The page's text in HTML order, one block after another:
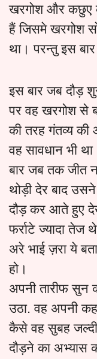
खरगोश और कछुए
हैं जिसमे खरगोश
था। परन्तु इस
इस बार जब दौड़
पर वह खरगोश से
की तरह गंतव्य की
वह सावधान भी
बार जब तक जीत
थोड़ी देर बाद
दौड़ कर आते हुए
फर्राटे ज्यादा
अरे भाई ज़रा ये
हो।
अपनी तारीफ
उठा. वह अपनी
कैसे वह सुबह जल्दी
दौड़ने का अभ्यास